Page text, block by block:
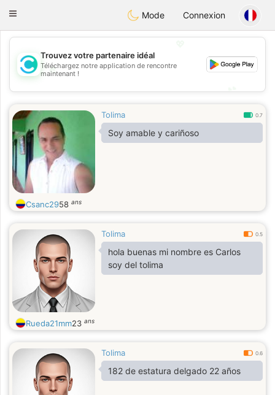
olombiaCitas
Toggle
Mode Connexion
💖
💕
Trouvez votre partenaire idéal
Téléchargez notre application de rencontre
maintenant !
Tolima 0.7
Soy amable y cariñoso
Csanc2958 ans
Tolima 0.5
hola buenas mi nombre es Carlos
soy del tolima
Rueda21mm23 ans
Tolima 0.6
182 de estatura delgado 22 años